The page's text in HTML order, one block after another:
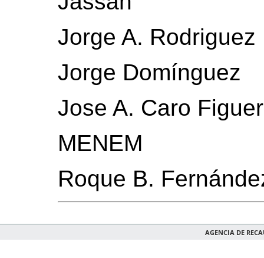
Jorge A. Rodriguez
Jorge Domínguez
Jose A. Caro
MENEM
Roque B.
AGENCIA DE